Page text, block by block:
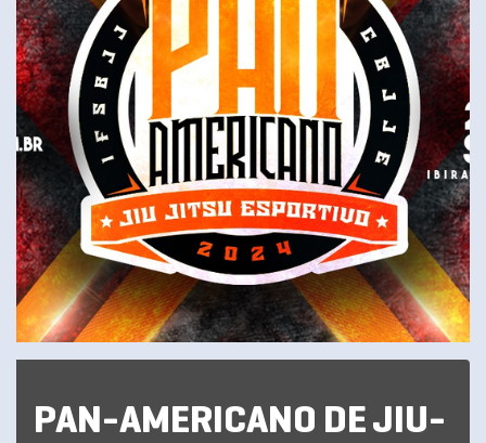
PAN-AMERICANO DE JIU-